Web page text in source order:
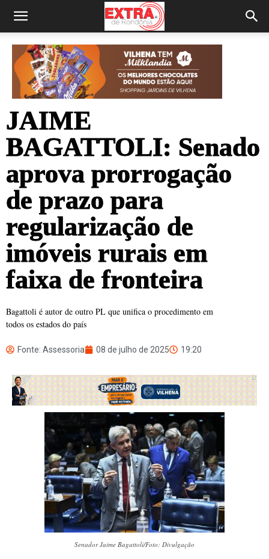
JAIME
BAGATTOLI: Senado
aprova prorrogação
de prazo para
regularização de
imóveis rurais em
faixa de fronteira
Bagattoli é autor de outro PL que unifica o procedimento em
todos os estados do país
Fonte: Assessoria 08 de julho de 2025 19:20
Senador Jaime Bagattoli/Foto: Divulgação